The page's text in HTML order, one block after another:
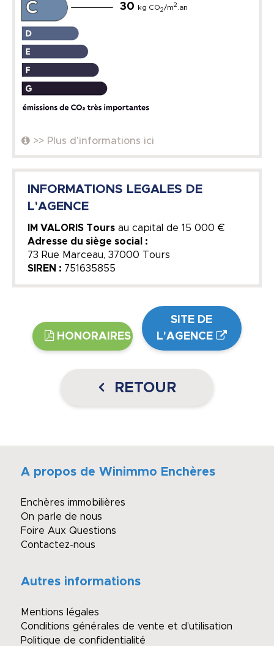
30 kg CO2/m2 .an
>> Plus d'informations ici
INFORMATIONS LEGALES DE
L'AGENCE
IM VALORIS Tours au capital de 15 000 €
Adresse du siège social :
73 Rue Marceau, 37000 Tours
SIREN : 751635855
HONORAIRES
SITE DE
L'AGENCE
RETOUR
A propos de Winimmo Enchères
Enchères immobilières
On parle de nous
Foire Aux Questions
Contactez-nous
Autres informations
Mentions légales
Conditions générales de vente et d’utilisation
Politique de confidentialité